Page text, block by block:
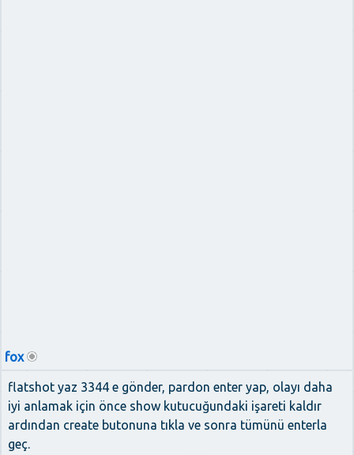
fox
flatshot yaz 3344 e gönder, pardon enter yap, olayı daha
iyi anlamak için önce show kutucuğundaki işareti kaldır
ardından create butonuna tıkla ve sonra tümünü enterla
geç.